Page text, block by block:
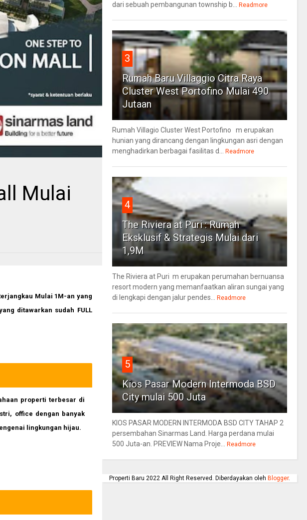
Mulai
Mulai 1M-an yang
ditawarkan sudah FULL
properti terbesar di
office dengan banyak
lingkungan hijau.
dari sebuah pembangunan township b...
Readmore
3
Rumah Baru Villaggio Citra Raya
Cluster West Portofino Mulai 490
Jutaan
Rumah Villagio Cluster West Portofino m erupakan
hunian yang dirancang dengan lingkungan asri dengan
menghadirkan berbagai fasilitas d...
Readmore
4
The Riviera at Puri : Rumah
Eksklusif & Strategis Mulai dari
1,9M
The Riviera at Puri m erupakan perumahan bernuansa
resort modern yang memanfaatkan aliran sungai yang
di lengkapi dengan jalur pendes...
Readmore
5
Kios Pasar Modern Intermoda BSD
City mulai 500 Juta
KIOS PASAR MODERN INTERMODA BSD CITY TAHAP 2
persembahan Sinarmas Land. Harga perdana mulai
500 Juta-an. PREVIEW Nama Proje...
Readmore
Properti Baru 2022 All Right Reserved. Diberdayakan oleh Blogger.